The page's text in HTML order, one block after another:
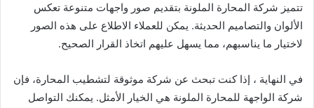
تتميز شركة المحارة الملونة بتقديم صور واجهات متنوعة تعكس
الألوان والتصاميم الحديثة. يمكن للعملاء الاطلاع على هذه الصور
لاختيار ما يناسبهم، مما يسهل عليهم اتخاذ القرار الصحيح.
في النهاية ، إذا كنت تبحث عن شركة موثوقة لتشطيب المحارة، فإن
شركة الواجهة للمحارة الملونة هي الخيار الأمثل. يمكنك التواصل